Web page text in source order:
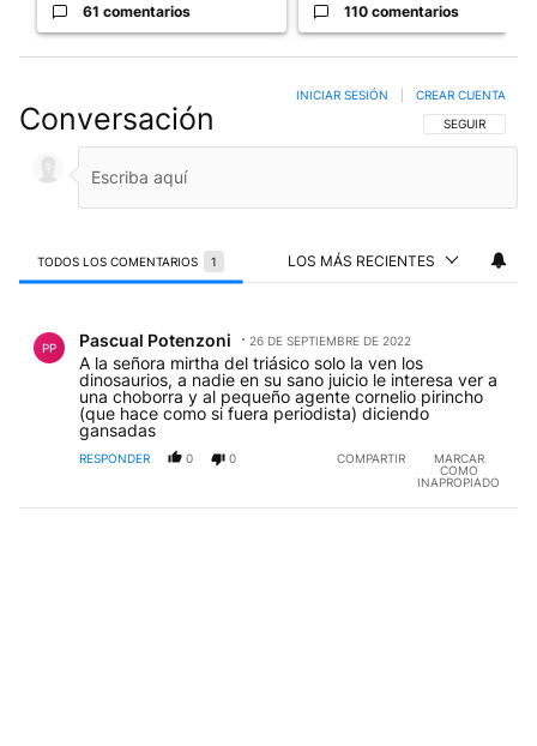
61 comentarios 110 comentarios
Conversación SIGA ESTA
SEGUIR
INICIAR SESIÓN CREAR CUENTA
TODOS LOS COMENTARIOS 1 LOS MÁS RECIENTES
PP Pascual Potenzoni 26 DE SEPTIEMBRE DE 2022
A la señora mirtha del triásico solo la ven los
dinosaurios, a nadie en su sano juicio le interesa ver a
una choborra y al pequeño agente cornelio pirincho
(que hace como si fuera periodista) diciendo
gansadas
RESPONDER 0 0 COMPARTIR
MARCAR
COMO
INAPROPIADO